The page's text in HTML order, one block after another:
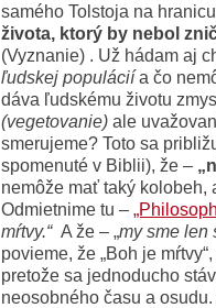
samého Tolstoja na
života, ktorý by nebol
(Vyznanie) . Už hádam aj
ľudskej populáciía čo
dáva ľudskému životu
(vegetovanie) ale
smerujeme? Toto sa
spomenuté v Biblii), že –
nemôže mať taký kolobeh,
Odmietnime tu –
mŕtvy.“ A že – „my sme len
povieme, že „Boh je
pretože sa jednoducho
neosobného času a osudu.